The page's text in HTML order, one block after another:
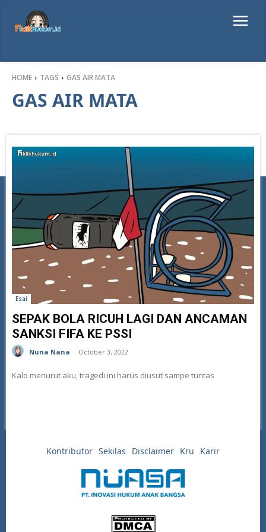
HOME TAGS GAS AIR MATA
GAS AIR MATA
Esai
SEPAK BOLA RICUH LAGI DAN ANCAMAN
SANKSI FIFA KE PSSI
Nuna Nana - October 3, 2022
Kalo menurut aku, tragedi ini harus diusut sampe tuntas
Kontributor Sekilas Disclaimer Kru Karir